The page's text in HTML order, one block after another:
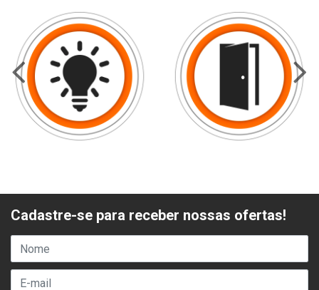
Cadastre-se para receber nossas ofertas!